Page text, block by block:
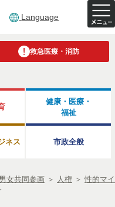
Language
救急医療・消防
健康・医療・
福祉
ネス 市政全般
女共同参画 ＞ 人権 ＞ 性的マイ